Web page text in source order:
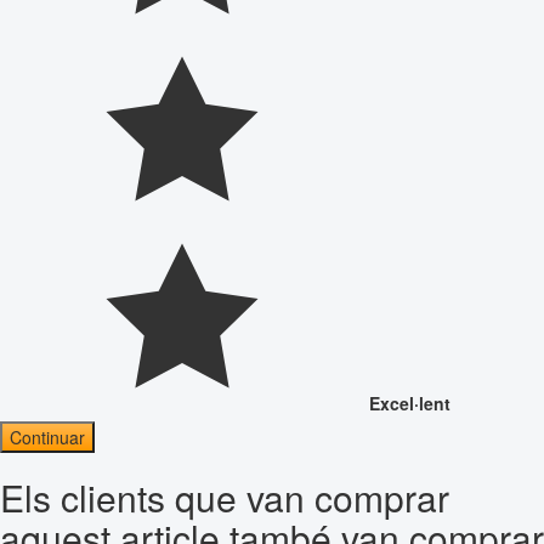
Excel·lent
Continuar
Els clients que van comprar